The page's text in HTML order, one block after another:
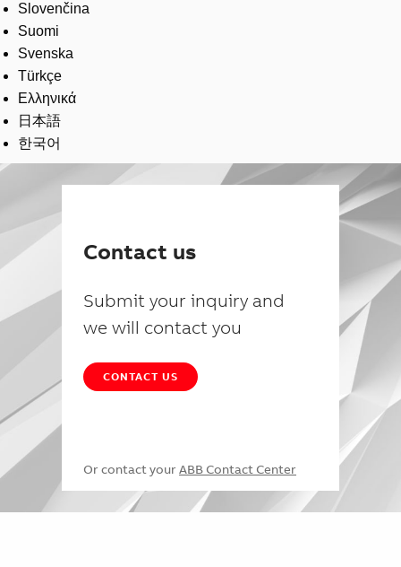
Slovenčina
Suomi
Svenska
Türkçe
Ελληνικά
日本語
한국어
Contact us
Submit your inquiry and
we will contact you
CONTACT US
Or contact your ABB Contact Center